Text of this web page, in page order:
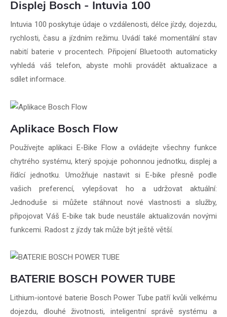
Displej Bosch - Intuvia 100
Intuvia 100 poskytuje údaje o vzdálenosti, délce jízdy, dojezdu,
rychlosti, času a jízdním režimu. Uvádí také momentální stav
nabití baterie v procentech. Připojení Bluetooth automaticky
vyhledá váš telefon, abyste mohli provádět aktualizace a
sdílet informace.
Aplikace Bosch Flow
Používejte aplikaci E-Bike Flow a ovládejte všechny funkce
chytrého systému, který spojuje pohonnou jednotku, displej a
řídící jednotku. Umožňuje nastavit si E-bike přesně podle
vašich preferencí, vylepšovat ho a udržovat aktuální:
Jednoduše si můžete stáhnout nové vlastnosti a služby,
připojovat Váš E-bike tak bude neustále aktualizován novými
funkcemi. Radost z jízdy tak může být ještě větší.
BATERIE BOSCH POWER TUBE
Lithium-iontové baterie Bosch Power Tube patří kvůli velkému
dojezdu, dlouhé životnosti, inteligentní správě systému a